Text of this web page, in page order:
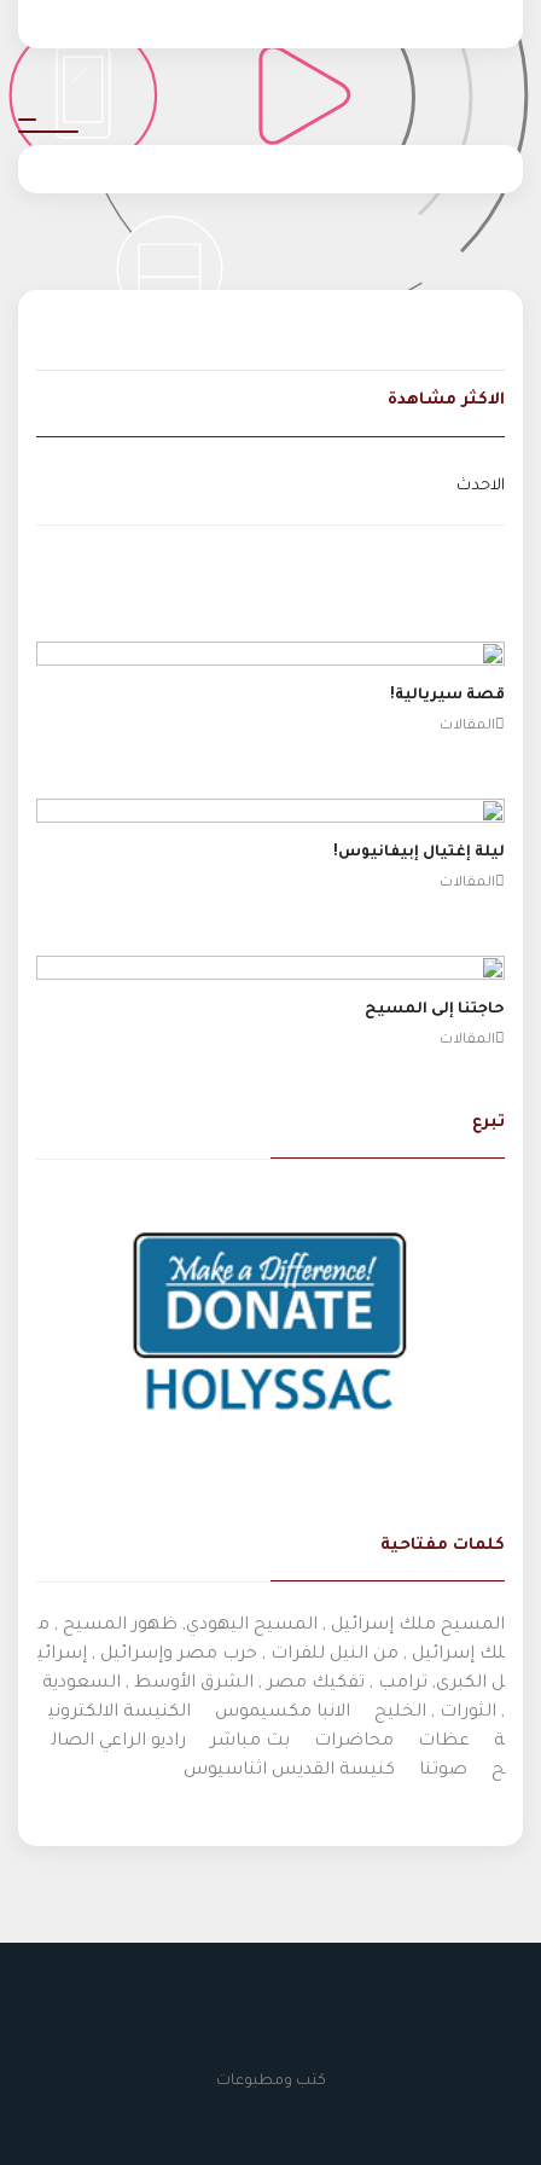
الاكثر مشاهدة
الاحدث
قصة سيريالية!
المقالات
ليلة إغتيال إبيفانيوس!
المقالات
حاجتنا إلى المسيح
المقالات
تبرع
كلمات مفتاحية
المسيح ملك إسرائيل , المسيح اليهودي, ظهور المسيح , م
لك إسرائيل , من النيل للفرات , حرب مصر وإسرائيل , إسرائي
ل الكبرى, ترامب , تفكيك مصر , الشرق الأوسط , السعودية
, الثورات , الخليج
الانبا مكسيموس
الكنيسة الالكتروني
ة
عظات محاضرات بث مباشر
راديو الراعي الصال
ح
صوتنا كنيسة القديس اثناسيوس
كتب ومطبوعات